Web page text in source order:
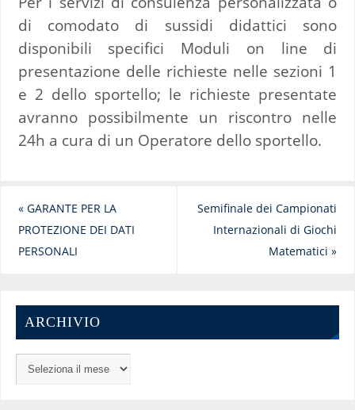
di comodato di sussidi didattici sono
disponibili specifici Moduli on line di
presentazione delle richieste nelle sezioni 1
e 2 dello sportello; le richieste presentate
avranno possibilmente un riscontro nelle
24h a cura di un Operatore dello sportello.
«GARANTE PER LA
PROTEZIONE DEI DATI
PERSONALI
Semifinale dei Campionati
Internazionali di Giochi
Matematici»
ARCHIVIO